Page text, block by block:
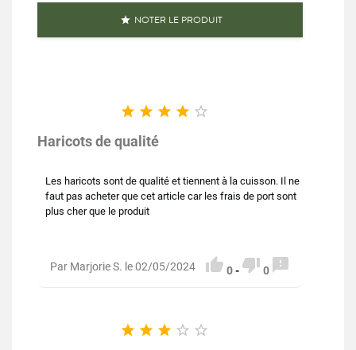
 NOTER LE PRODUIT
    
Haricots de qualité
Les haricots sont de qualité et tiennent à la cuisson. Il ne
faut pas acheter que cet article car les frais de port sont
plus cher que le produit
Par Marjorie S. le 02/05/2024  0-  0 
    